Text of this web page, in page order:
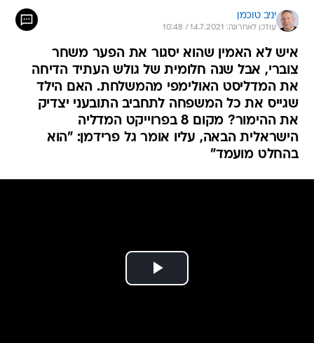
יניב טוכמן
עודכן לאחרונה: 14.7.2021 / 10:48
איש לא האמין שהוא יסגור את הפער משחר
צוברי, אבל שנה חלומית של גולש העתיד הדיחה
את המדליסט האולימפי מהמשלחת. האם הילד
שגייס את כל המשפחה לתחביב התובעני יצדיק
את ההימור? מקום 8 בפרוייקט המדליה
הישראלית הבאה, עליו אומר גל פרידמן: "הוא
בהחלט מועמד"